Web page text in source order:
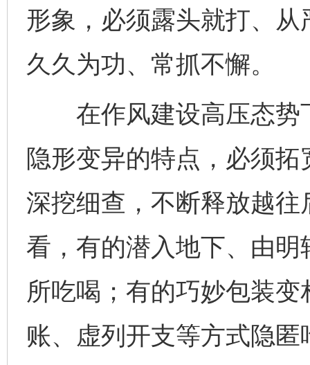
形象，必须露头就打、
久久为功、常抓不懈。
在作风建设高压态势
隐形变异的特点，必须
深挖细查，不断释放越
看，有的潜入地下、由
所吃喝；有的巧妙包装
账、虚列开支等方式隐